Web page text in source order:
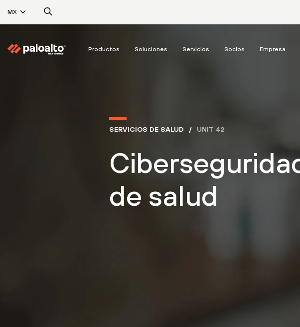
MX
Productos Soluciones Servicios Socios Empresa
SERVICIOS DE SALUD UNIT 42
de salud